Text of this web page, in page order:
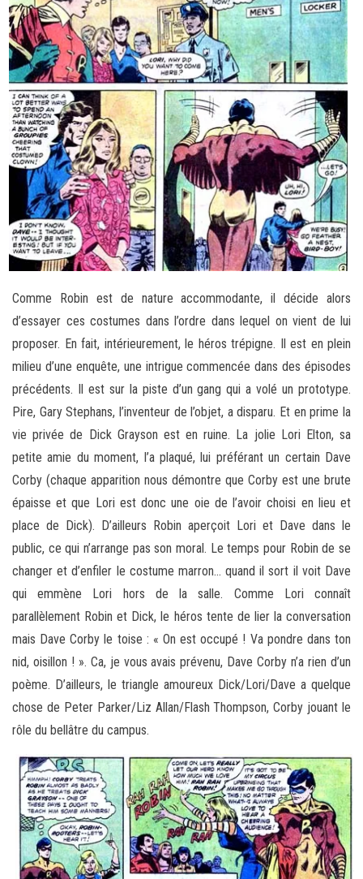
Comme Robin est de nature accommodante, il décide alors
d’essayer ces costumes dans l’ordre dans lequel on vient de lui
proposer. En fait, intérieurement, le héros trépigne. Il est en plein
milieu d’une enquête, une intrigue commencée dans des épisodes
précédents. Il est sur la piste d’un gang qui a volé un prototype.
Pire, Gary Stephans, l’inventeur de l’objet, a disparu. Et en prime la
vie privée de Dick Grayson est en ruine. La jolie Lori Elton, sa
petite amie du moment, l’a plaqué, lui préférant un certain Dave
Corby (chaque apparition nous démontre que Corby est une brute
épaisse et que Lori est donc une oie de l’avoir choisi en lieu et
place de Dick). D’ailleurs Robin aperçoit Lori et Dave dans le
public, ce qui n’arrange pas son moral. Le temps pour Robin de se
changer et d’enfiler le costume marron… quand il sort il voit Dave
qui emmène Lori hors de la salle. Comme Lori connaît
parallèlement Robin et Dick, le héros tente de lier la conversation
mais Dave Corby le toise : « On est occupé ! Va pondre dans ton
nid, oisillon ! ». Ca, je vous avais prévenu, Dave Corby n’a rien d’un
poème. D’ailleurs, le triangle amoureux Dick/Lori/Dave a quelque
chose de Peter Parker/Liz Allan/Flash Thompson, Corby jouant le
rôle du bellâtre du campus.